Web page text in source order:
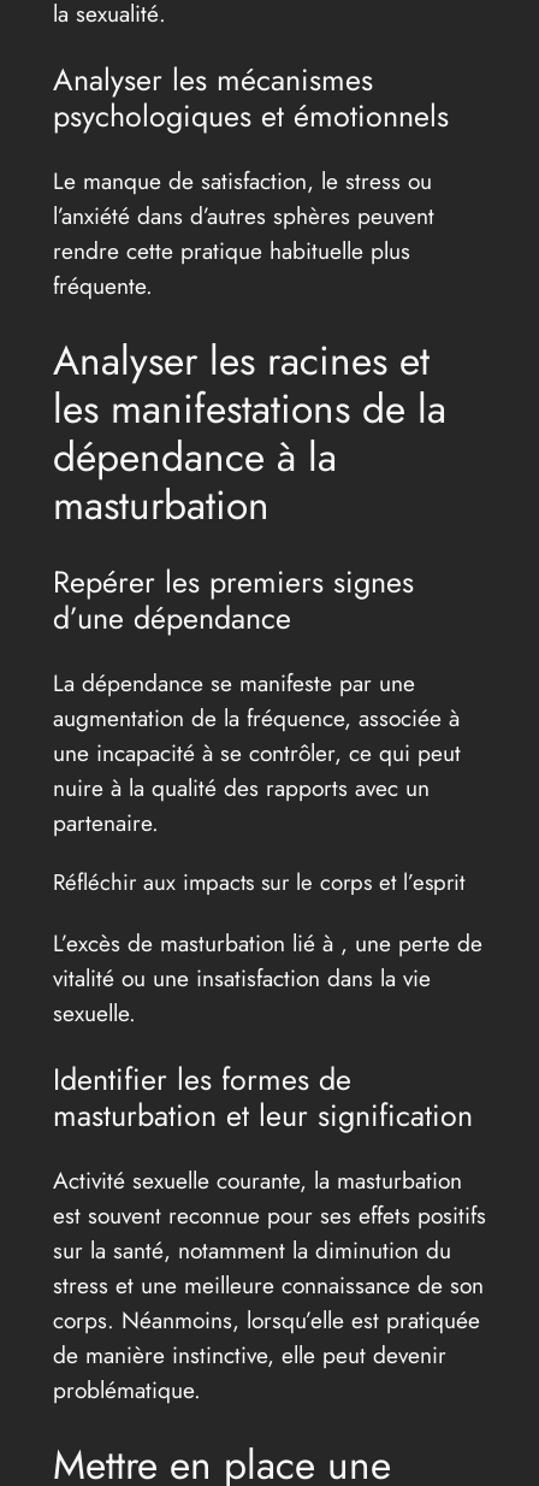
la sexualité.
Analyser les mécanismes
psychologiques et émotionnels
Le manque de satisfaction, le stress ou
l’anxiété dans d’autres sphères peuvent
rendre cette pratique habituelle plus
fréquente.
Analyser les racines et
les manifestations de la
dépendance à la
masturbation
Repérer les premiers signes
d’une dépendance
La dépendance se manifeste par une
augmentation de la fréquence, associée à
une incapacité à se contrôler, ce qui peut
nuire à la qualité des rapports avec un
partenaire.
Réfléchir aux impacts sur le corps et l’esprit
L’excès de masturbation lié à , une perte de
vitalité ou une insatisfaction dans la vie
sexuelle.
Identifier les formes de
masturbation et leur signification
Activité sexuelle courante, la masturbation
est souvent reconnue pour ses effets positifs
sur la santé, notamment la diminution du
stress et une meilleure connaissance de son
corps. Néanmoins, lorsqu’elle est pratiquée
de manière instinctive, elle peut devenir
problématique.
Mettre en place une